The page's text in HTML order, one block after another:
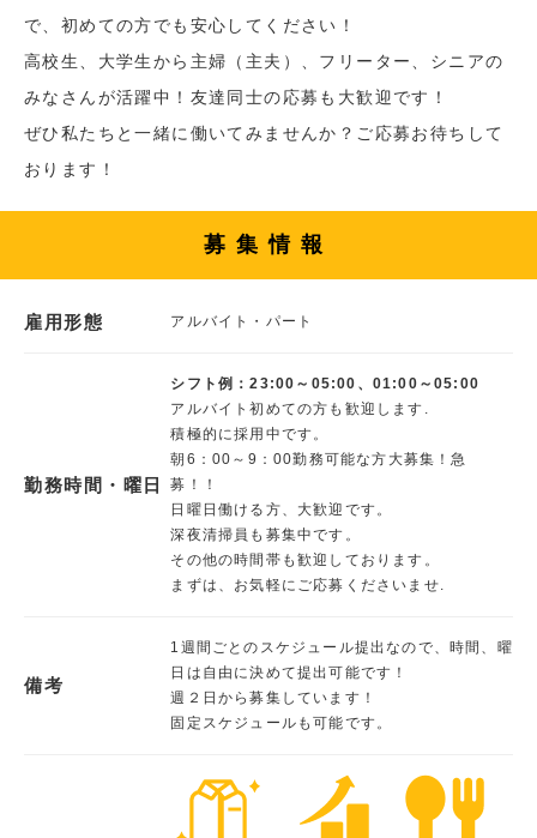
で、初めての方でも安心してください！
高校生、大学生から主婦（主夫）、フリーター、シニアの
みなさんが活躍中！友達同士の応募も大歓迎です！
ぜひ私たちと一緒に働いてみませんか？ご応募お待ちして
おります！
募集情報
雇用形態 アルバイト・パート
勤務時間・曜日
シフト例：23:00～05:00、01:00～05:00
アルバイト初めての方も歓迎します.
積極的に採用中です。
朝6：00～9：00勤務可能な方大募集！急
募！！
日曜日働ける方、大歓迎です。
深夜清掃員も募集中です。
その他の時間帯も歓迎しております。
まずは、お気軽にご応募くださいませ.
備考
1週間ごとのスケジュール提出なので、時間、曜
日は自由に決めて提出可能です！
週２日から募集しています！
固定スケジュールも可能です。